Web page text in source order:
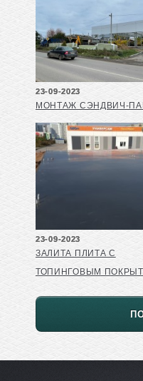
23-09-2023
МОНТАЖ СЭНДВИЧ-
23-09-2023
ЗАЛИТА ПЛИТА С
ТОПИНГОВЫМ